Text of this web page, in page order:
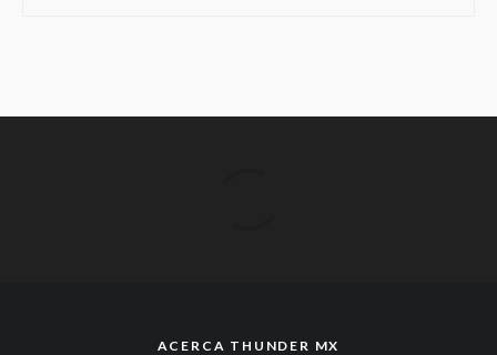
ACERCA THUNDER MX